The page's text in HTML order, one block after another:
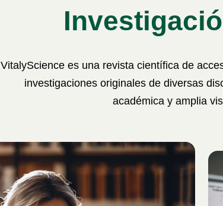
VitalyScience es una revista científica de
investigaciones originales de diversas
académica y amplia